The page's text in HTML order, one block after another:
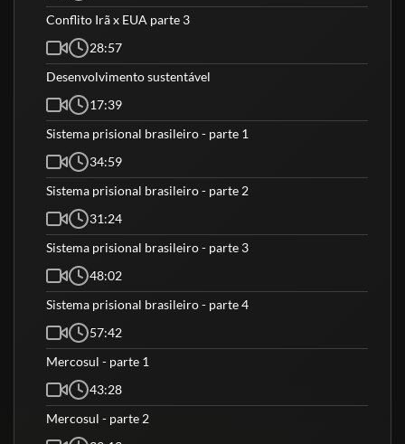
Conflito Irã x EUA parte 3
28:57
Desenvolvimento sustentável
17:39
Sistema prisional brasileiro - parte 1
34:59
Sistema prisional brasileiro - parte 2
31:24
Sistema prisional brasileiro - parte 3
48:02
Sistema prisional brasileiro - parte 4
57:42
Mercosul - parte 1
43:28
Mercosul - parte 2